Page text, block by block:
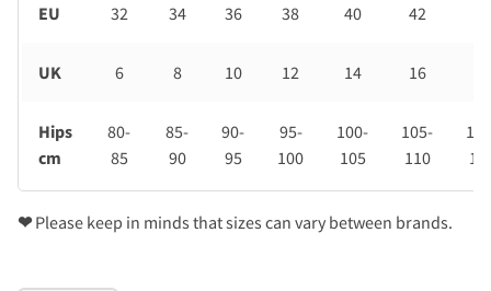
EU 32 34 36 38 40 42
UK 6 8 10 12 14 16
Hips
cm
80-
85
85-
90
90-
95
95-
100
100-
105
105-
110
❤Please keep in minds that sizes can vary between brands.